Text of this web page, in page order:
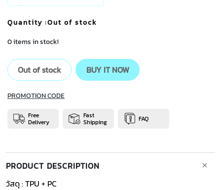
Quantity :Out of stock
0 items in stock!
Out of stock BUY IT NOW
PROMOTION CODE
Free
Delivery
Fast
Shipping FAQ
PRODUCT DESCRIPTION
วัสดุ : TPU + PC